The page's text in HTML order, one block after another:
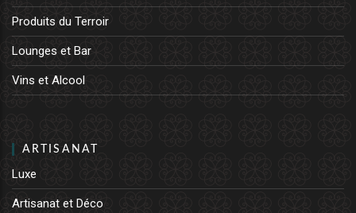
Produits du Terroir
Lounges et Bar
Vins et Alcool
ARTISANAT
Luxe
Artisanat et Déco